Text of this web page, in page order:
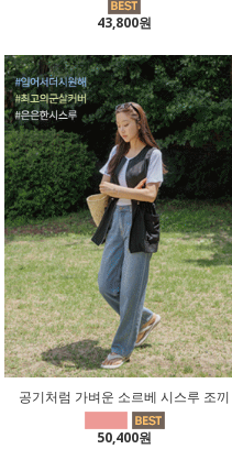
43,800원
공기처럼 가벼운 소르베 시스루 조끼
50,400원